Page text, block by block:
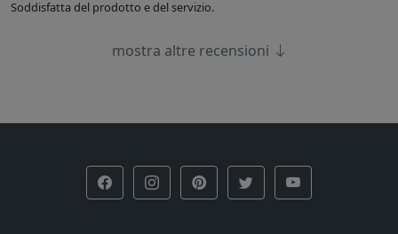
Soddisfatta del prodotto e del servizio.
mostra altre recensioni